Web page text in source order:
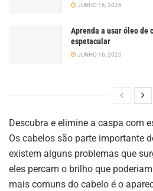
JUNHO 16, 2026
Aprenda a usar óleo de
espetacular
JUNHO 16, 2026
Descubra e elimine a caspa com
Os cabelos são parte importante
existem alguns problemas que
eles percam o brilho que
mais comuns do cabelo é o